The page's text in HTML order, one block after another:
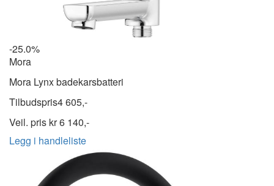
-25.0%
Mora
Mora Lynx badekarsbatteri
Tilbudspris4 605,-
Veil. pris kr6 140,-
Legg i handleliste